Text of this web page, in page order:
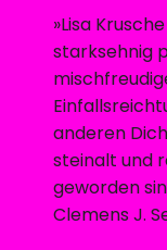
»Lisa
starksehnig
anderen
steinalt und
geworden
Clemens J.